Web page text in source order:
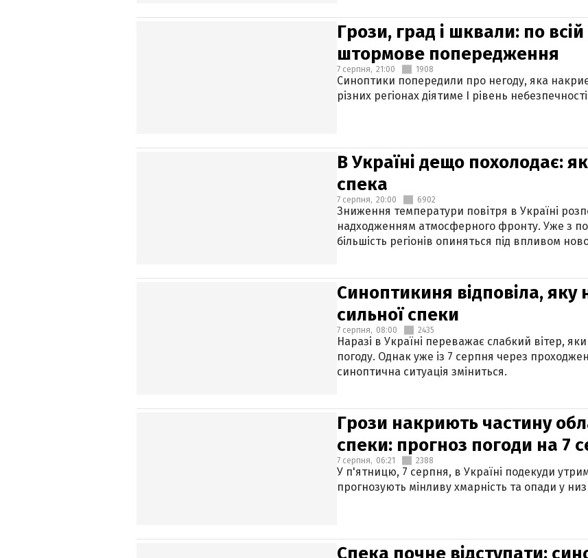
Грози, град і шквали: по
штормове попередження
7 серпня, 21:00 1908
Синоптики попередили про негоду, яка накриє
різних регіонах діятиме І рівень
В Україні дещо похолодає:
спека
7 серпня, 20:00 6902
Зниження температури повітря в Україні
надходженням атмосферного фронту. Уже з
більшість регіонів опиняться під впливом
Синоптикиня відповіла, яку
сильної спеки
7 серпня, 08:00 2435
Наразі в Україні переважає слабкий вітер,
погоду. Однак уже із 7 серпня через
синоптична ситуація зміниться.
Грози накриють частину
спеки: прогноз погоди на 7
7 серпня, 06:21 2388
У п'ятницю, 7 серпня, в Україні подекуди
прогнозують мінливу хмарність та опади у
Спека почне відступати: